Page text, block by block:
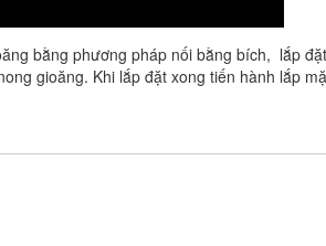
bằng phương pháp nối bằng bích, lắp
gioăng. Khi lắp đặt xong tiến hành lắp